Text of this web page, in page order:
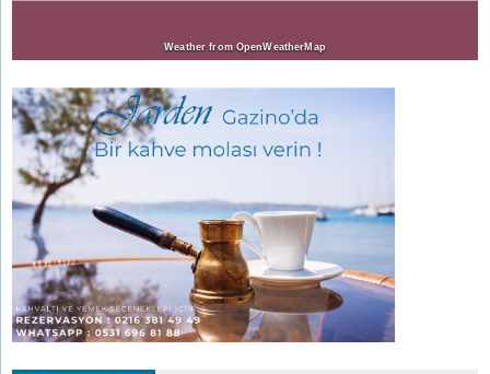
Weather from OpenWeatherMap